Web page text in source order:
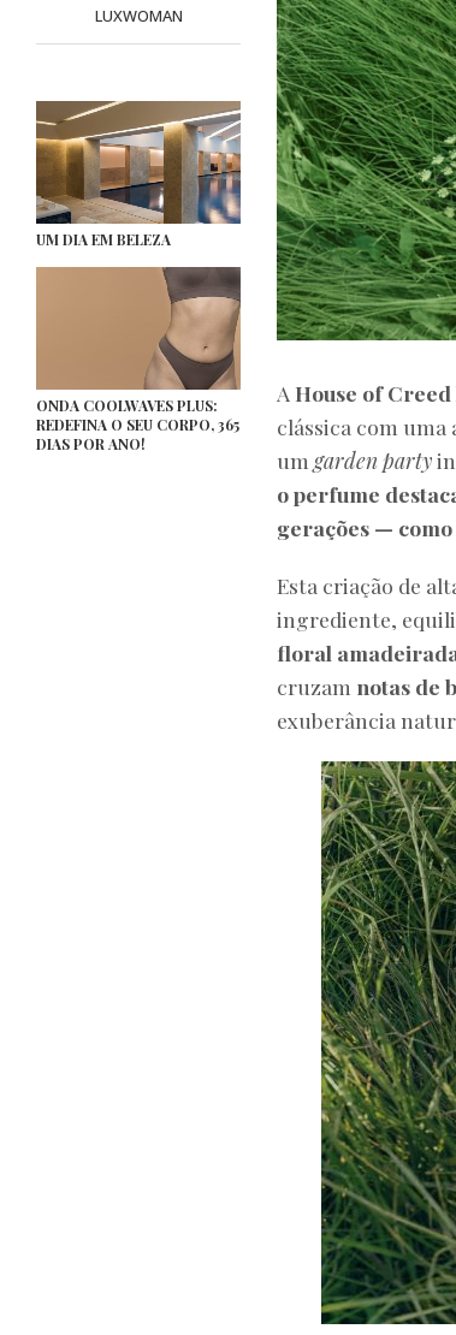
LUXWOMAN
UM DIA EM BELEZA
ONDA COOLWAVES PLUS:
REDEFINA O SEU CORPO, 365
DIAS POR ANO!
A House of Creed
clássica com
um garden party
o perfume
gerações —
Esta criação de
ingrediente,
floral
cruzam notas de
exuberância